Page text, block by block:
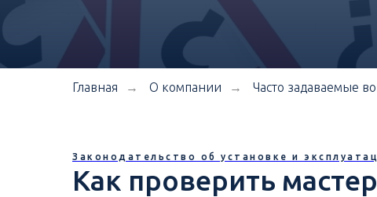
Главная → О компании → Часто задаваемые
Законодательство об установке и
Как проверить